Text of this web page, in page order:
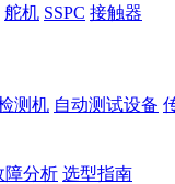
舵机 SSPC 接触器
测机 自动测试设备
障分析 选型指南